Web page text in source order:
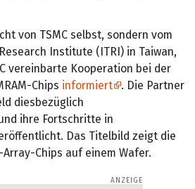
von TSMC selbst, sondern vom
Institute (ITRI) in Taiwan,
vereinbarte Kooperation bei der
Chips informiert
. Die Partner
diesbezüglich
ihre Fortschritte in
Das Titelbild zeigt die
Array-Chips auf einem Wafer.